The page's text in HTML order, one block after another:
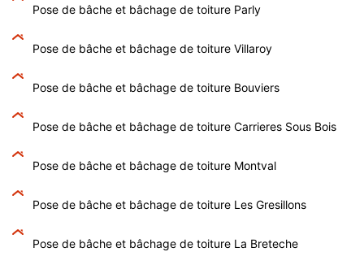
Pose de bâche et bâchage de toiture Parly
Pose de bâche et bâchage de toiture Villaroy
Pose de bâche et bâchage de toiture Bouviers
Pose de bâche et bâchage de toiture Carrieres Sous Bois
Pose de bâche et bâchage de toiture Montval
Pose de bâche et bâchage de toiture Les Gresillons
Pose de bâche et bâchage de toiture La Breteche